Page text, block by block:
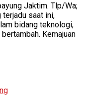
Jaktim. Tlp/Wa;
saat ini,
bidang teknologi,
Kemajuan